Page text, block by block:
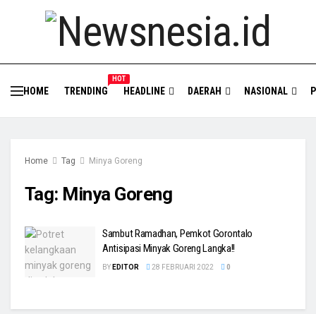
HOME TRENDING
HOT
HEADLINE DAERAH NASIONAL
Home Tag Minya Goreng
Tag: Minya Goreng
Sambut Ramadhan, Pemkot Gorontalo
Antisipasi Minyak Goreng Langka!!
BY EDITOR 28 FEBRUARI 2022 0